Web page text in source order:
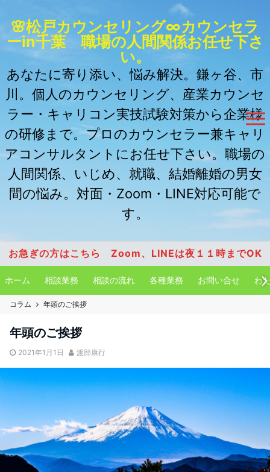
🌸松戸カウンセリング∞カウンセラ
ーin千葉 職場の人間関係お任せ下さ
い。
あなたに寄り添い、悩み解決。鎌ヶ谷、市
川。個人のカウンセリング、産業カウンセ
ラー・キャリコン実技試験対策から企業様
の研修まで。プロのカウンセラー兼キャリ
アコンサルタントにお任せ下さい。職場の
人間関係、いじめ、就職、結婚離婚の男女
間の悩み。対面・Zoom・LINE対応可能で
す。
お急ぎの方はこちら Zoom、LINEは夜１１時までOK
ホーム 相談業務 相談の流れ 各種業務 お問い合せ わ
コラム 年頭のご挨拶
年頭のご挨拶
2021年1月1日 渡部康行